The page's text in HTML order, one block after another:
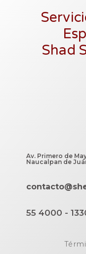
Shad
Av. Primero de
Naucalpan de
55 4000 -